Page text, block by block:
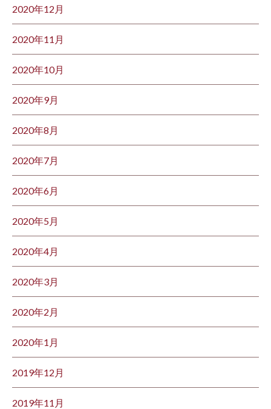
2020年12月
2020年11月
2020年10月
2020年9月
2020年8月
2020年7月
2020年6月
2020年5月
2020年4月
2020年3月
2020年2月
2020年1月
2019年12月
2019年11月